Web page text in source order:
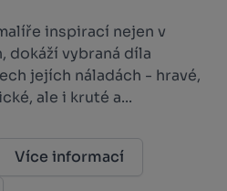
inspirací nejen v
dokáží vybraná díla
jejích náladách - hravé,
ale i kruté a...
Více informací